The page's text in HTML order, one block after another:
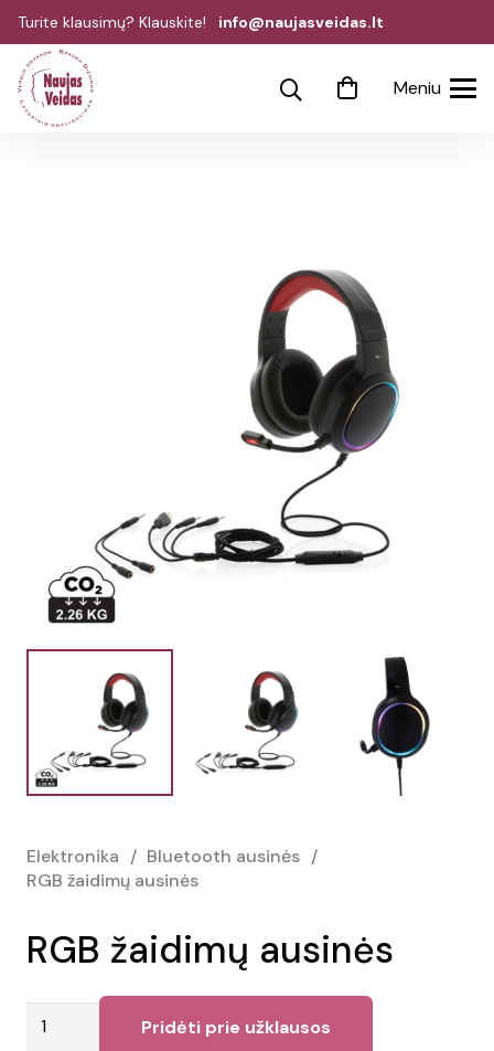
Turite klausimų? Klauskite! info@naujasveidas.lt
Meniu
Elektronika / Bluetooth ausinės /
RGB žaidimų ausinės
RGB žaidimų ausinės
produkto
Pridėti prie užklausos